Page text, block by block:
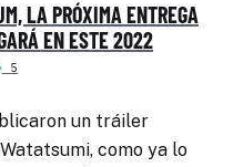
LA PRÓXIMA ENTREGA
EN ESTE 2022
5
un tráiler
como ya lo